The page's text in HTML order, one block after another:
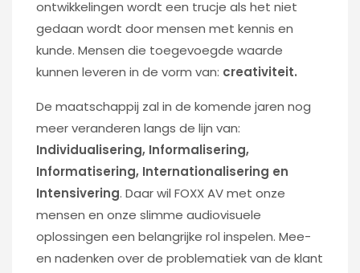
ontwikkelingen wordt een trucje als het niet
gedaan wordt door mensen met kennis en
kunde. Mensen die toegevoegde waarde
kunnen leveren in de vorm van: creativiteit.
De maatschappij zal in de komende jaren nog
meer veranderen langs de lijn van:
Individualisering, Informalisering,
Informatisering, Internationalisering en
Intensivering. Daar wil FOXX AV met onze
mensen en onze slimme audiovisuele
oplossingen een belangrijke rol inspelen. Mee-
en nadenken over de problematiek van de klant